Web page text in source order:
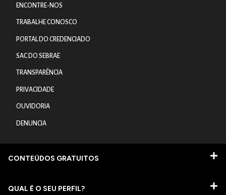
ENCONTRE-NOS
TRABALHE CONOSCO
PORTAL DO CREDENCIADO
SAC DO SEBRAE
TRANSPARÊNCIA
PRIVACIDADE
OUVIDORIA
DENUNCIA
CONTEÚDOS GRATUITOS
QUAL É O SEU PERFIL?